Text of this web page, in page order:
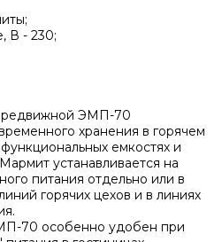
В - 230;
ЭМП-70
хранения в горячем
емкостях и
устанавливается на
питания отдельно или в
горячих цехов и в линиях
70 особенно удобен при